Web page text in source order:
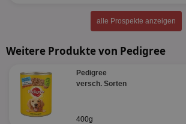
alle Prospekte anzeigen
Weitere Produkte von Pedigree
Pedigree
versch. Sorten
400g